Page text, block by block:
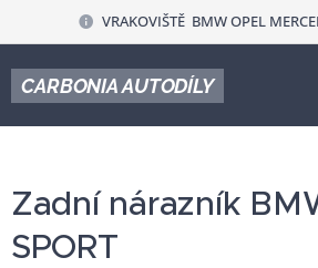
VRAKOVIŠTĚ BMW OPEL
CARBONIA AUTODÍLY
Zadní nárazník
SPORT